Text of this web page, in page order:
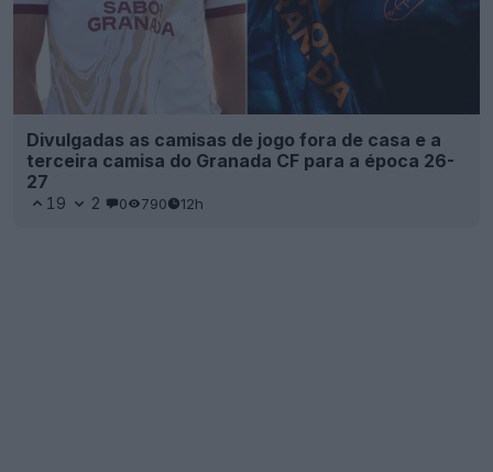
Divulgadas as camisas de jogo fora de casa e a
terceira camisa do Granada CF para a época 26-
27
19 2 0 790 12h